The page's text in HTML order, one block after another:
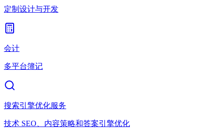
定制设计与开发
会计
多平台簿记
搜索引擎优化服务
技术 SEO、内容策略和答案引擎优化